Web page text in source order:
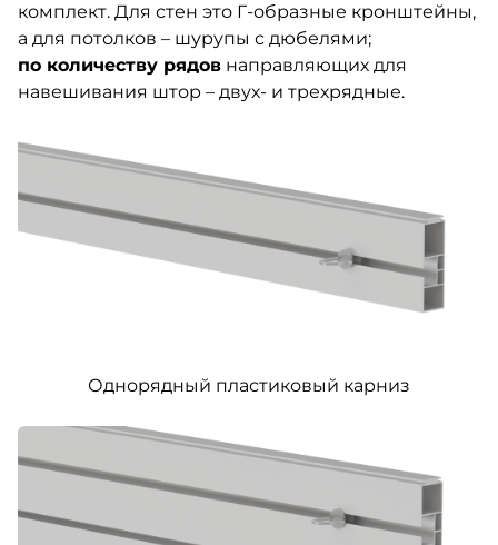
комплект. Для стен это Г-образные кронштейны,
а для потолков – шурупы с дюбелями;
по количеству рядов направляющих для
навешивания штор – двух- и трехрядные.
Однорядный пластиковый карниз